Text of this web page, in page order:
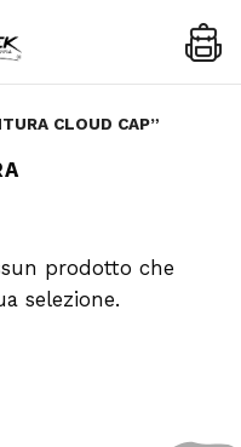
CLOUD CAP”
prodotto che
selezione.